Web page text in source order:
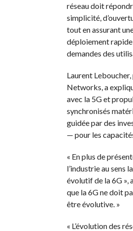
réseau doit
simplicité,
tout en assurant
déploiement
demandes des
Laurent
Networks, a
avec la 5G et
synchronisés
guidée par des
— pour les
« En plus de
l’industrie au sens
évolutif de la 6G »,
que la 6G ne doit
être évolutive. »
« L’évolution des